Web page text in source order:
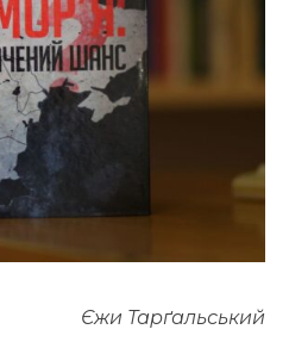
Єжи Тарґальський